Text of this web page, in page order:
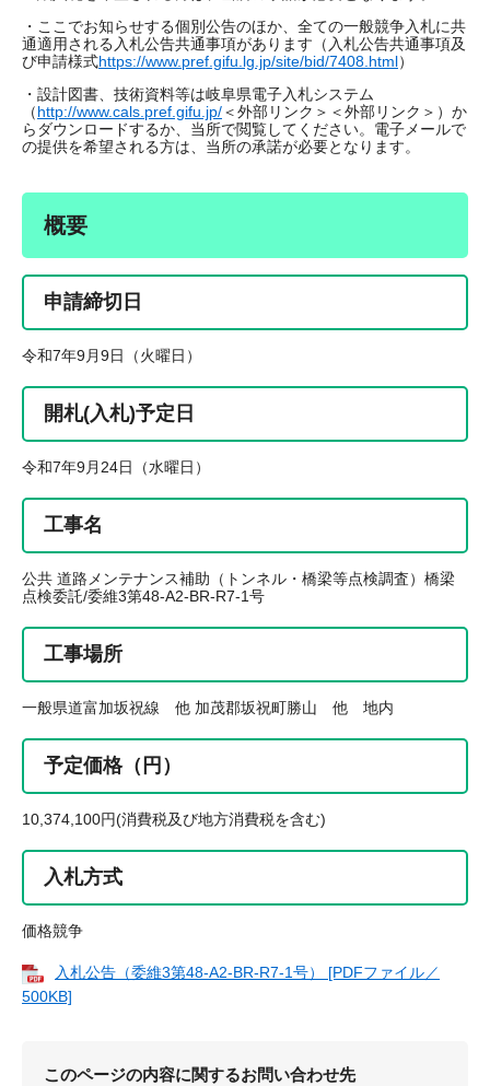
・ここでお知らせする個別公告のほか、全ての一般競争入札に共
通適用される入札公告共通事項があります（入札公告共通事項及
び申請様式https://www.pref.gifu.lg.jp/site/bid/7408.html）
・設計図書、技術資料等は岐阜県電子入札システム
（http://www.cals.pref.gifu.jp/＜外部リンク＞ ＜外部リンク＞）か
らダウンロードするか、当所で閲覧してください。電子メールで
の提供を希望される方は、当所の承諾が必要となります。
概要
申請締切日
令和7年9月9日（火曜日）
開札(入札)予定日
令和7年9月24日（水曜日）
工事名
公共 道路メンテナンス補助（トンネル・橋梁等点検調査）橋梁
点検委託/委維3第48-A2-BR-R7-1号
工事場所
一般県道富加坂祝線 他 加茂郡坂祝町勝山 他 地内
予定価格（円）
10,374,100円(消費税及び地方消費税を含む)
入札方式
価格競争
入札公告（委維3第48-A2-BR-R7-1号） [PDFファイル／
500KB]
このページの内容に関するお問い合わせ先